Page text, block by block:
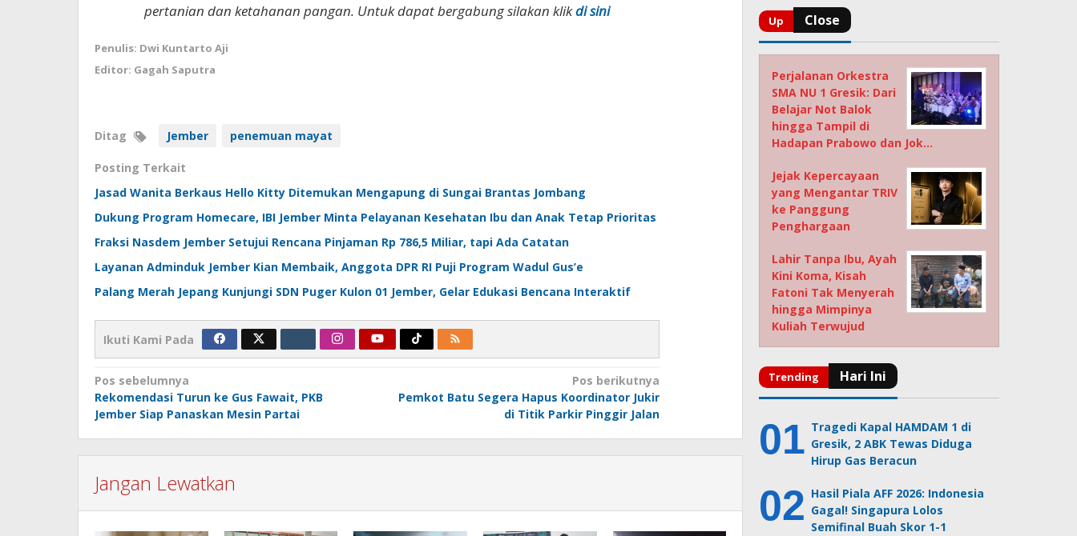
pertanian dan ketahanan pangan. Untuk dapat bergabung silakan klikdi sini
Penulis: Dwi Kuntarto Aji
Editor: Gagah Saputra
Ditag Jember penemuan mayat
Posting Terkait
Jasad Wanita Berkaus Hello Kitty Ditemukan Mengapung di Sungai Brantas Jombang
Dukung Program Homecare, IBI Jember Minta Pelayanan Kesehatan Ibu dan Anak Tetap Prioritas
Fraksi Nasdem Jember Setujui Rencana Pinjaman Rp 786,5 Miliar, tapi Ada Catatan
Layanan Adminduk Jember Kian Membaik, Anggota DPR RI Puji Program Wadul Gus’e
Palang Merah Jepang Kunjungi SDN Puger Kulon 01 Jember, Gelar Edukasi Bencana Interaktif
Ikuti Kami Pada
Navigasi
pos
Pos sebelumnya
Rekomendasi Turun ke Gus Fawait, PKB
Jember Siap Panaskan Mesin Partai
Pos berikutnya
Pemkot Batu Segera Hapus Koordinator Jukir
di Titik Parkir Pinggir Jalan
Jangan Lewatkan
Perjalanan Orkestra
SMA NU 1 Gresik: Dari
Belajar Not Balok
hingga Tampil di
Hadapan Prabowo dan Jok…
Jejak Kepercayaan
yang Mengantar TRIV
ke Panggung
Penghargaan
Lahir Tanpa Ibu, Ayah
Kini Koma, Kisah
Fatoni Tak Menyerah
hingga Mimpinya
Kuliah Terwujud
Tragedi Kapal HAMDAM 1 di
Gresik, 2 ABK Tewas Diduga
Hirup Gas Beracun
Hasil Piala AFF 2026: Indonesia
Gagal! Singapura Lolos
Semifinal Buah Skor 1-1